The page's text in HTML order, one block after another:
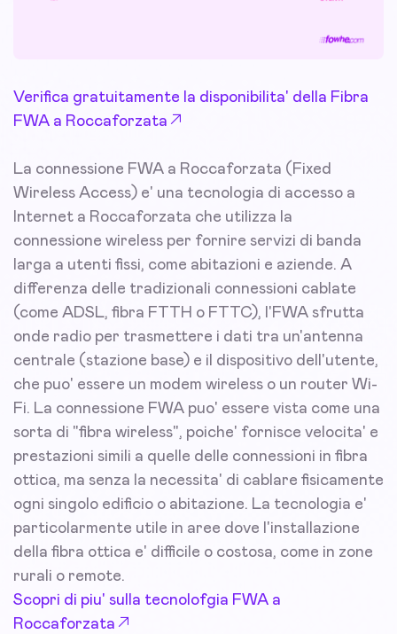
Verifica gratuitamente la disponibilita' della Fibra
FWA a Roccaforzata
La connessione FWA a Roccaforzata (Fixed
Wireless Access) e' una tecnologia di accesso a
Internet a Roccaforzata che utilizza la
connessione wireless per fornire servizi di banda
larga a utenti fissi, come abitazioni e aziende. A
differenza delle tradizionali connessioni cablate
(come ADSL, fibra FTTH o FTTC), l'FWA sfrutta
onde radio per trasmettere i dati tra un'antenna
centrale (stazione base) e il dispositivo dell'utente,
che puo' essere un modem wireless o un router Wi-
Fi. La connessione FWA puo' essere vista come una
sorta di "fibra wireless", poiche' fornisce velocita' e
prestazioni simili a quelle delle connessioni in fibra
ottica, ma senza la necessita' di cablare fisicamente
ogni singolo edificio o abitazione. La tecnologia e'
particolarmente utile in aree dove l'installazione
della fibra ottica e' difficile o costosa, come in zone
rurali o remote.
Scopri di piu' sulla tecnolofgia FWA a
Roccaforzata